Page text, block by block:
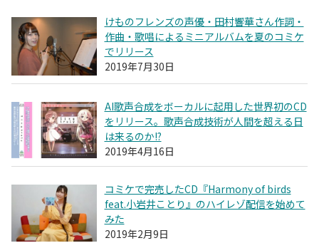
けものフレンズの声優・田村響華さん作詞・
作曲・歌唱によるミニアルバムを夏のコミケ
でリリース
2019年7月30日
AI歌声合成をボーカルに起用した世界初のCD
をリリース。歌声合成技術が人間を超える日
は来るのか!?
2019年4月16日
コミケで完売したCD『Harmony of birds
feat.小岩井ことり』のハイレゾ配信を始めて
みた
2019年2月9日